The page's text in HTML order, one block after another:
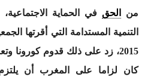
من
الحق في الحماية
التنمية المستدامة التي أقرتها
2015، زد على ذلك قدوم كورونا
كان لزاما على المغرب أن